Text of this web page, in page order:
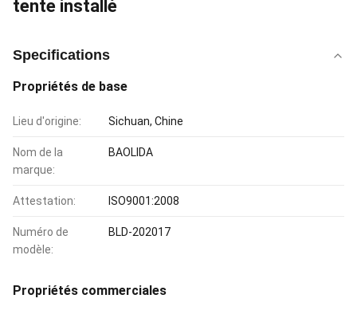
tente installé
Specifications
Propriétés de base
Lieu d'origine: Sichuan, Chine
Nom de la
marque:
BAOLIDA
Attestation: ISO9001:2008
Numéro de
modèle:
BLD-202017
Propriétés commerciales